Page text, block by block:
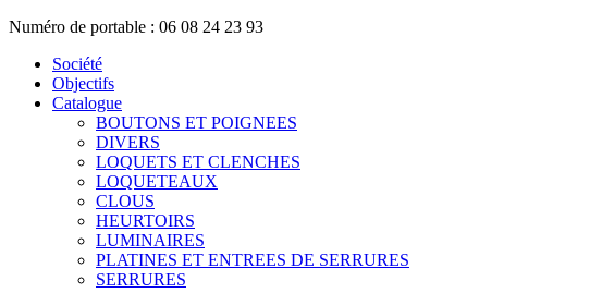
Numéro de portable : 06 08 24 23 93
Société
Objectifs
Catalogue
BOUTONS ET POIGNEES
DIVERS
LOQUETS ET CLENCHES
LOQUETEAUX
CLOUS
HEURTOIRS
LUMINAIRES
PLATINES ET ENTREES DE SERRURES
SERRURES